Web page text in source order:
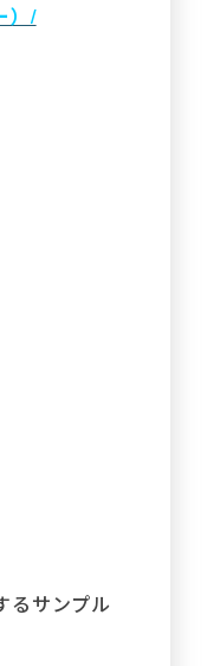
）/
るサンプル